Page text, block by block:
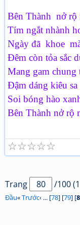
Bên Thành nở rộ
Tím ngắt nhành
Ngày đã khoe
Đêm còn tỏa sắc
Mang gam chung
Đậm dáng kiêu
Soi bóng hào
Bên Thành nở rộ
☆
☆
☆
☆
☆
Trang /100
Đầu«Trước‹ ... [78] [79] [